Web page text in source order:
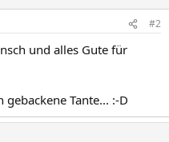
#2
und alles Gute für
Tante... :-D